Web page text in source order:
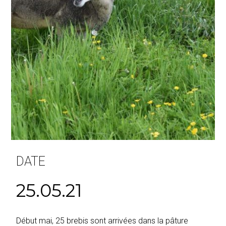
DATE
25.05.21
Début mai, 25 brebis sont arrivées dans la pâture